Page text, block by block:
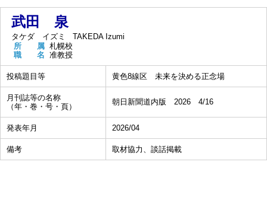
武田 泉
タケダ イズミ
TAKEDA Izumi
所 属 札幌校
職 名 准教授
投稿題目等 黄色8線区 未来を決める正念場
月刊誌等の名称
（年・巻・号・頁）
朝日新聞道内版 2026 4/16
発表年月 2026/04
備考 取材協力、談話掲載